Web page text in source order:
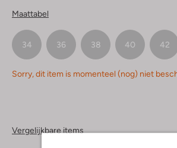
Maattabel
34 36 38 40 42
Sorry, dit item is momenteel (nog) niet
Vergelijkbare items